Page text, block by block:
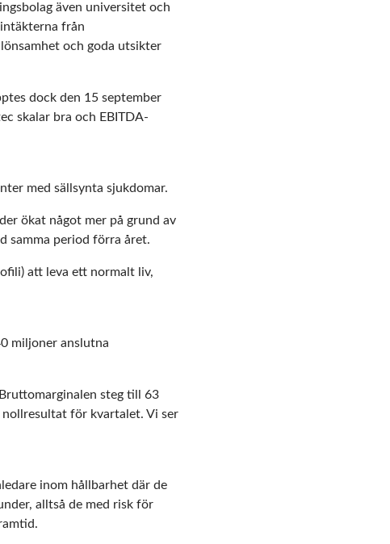
även universitet och
från
och goda utsikter
dock den 15 september
skalar bra och EBITDA-
med sällsynta sjukdomar.
ökat något mer på grund av
samma period förra året.
att leva ett normalt liv,
miljoner anslutna
steg till 63
för kvartalet. Vi ser
inom hållbarhet där de
alltså de med risk för